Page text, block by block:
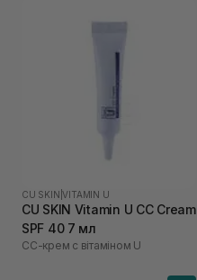
CU SKIN |VITAMIN U
CU SKIN Vitamin U CC Cream
SPF 40 7 мл
СС-крем с вітаміном U